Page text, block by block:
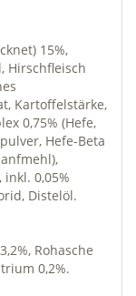
15%,
Hirschfleisch
Kartoffelstärke,
0,75% (Hefe,
Hefe-Beta
inkl. 0,05%
Distelöl.
Rohasche
0,2%.